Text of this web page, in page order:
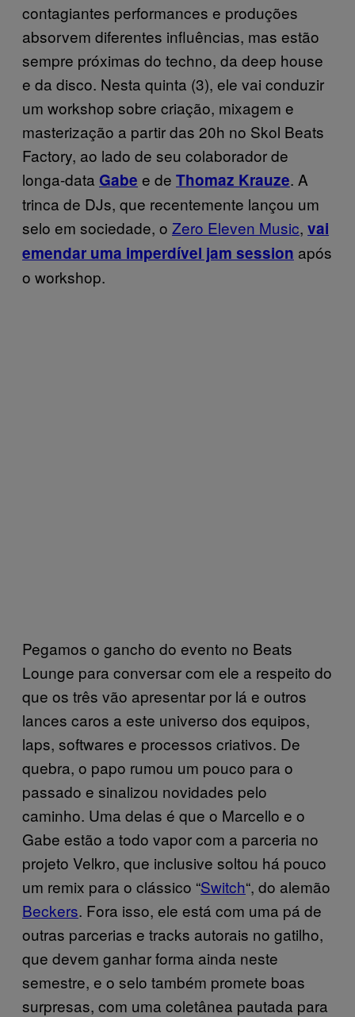
contagiantes performances e produções
absorvem diferentes influências, mas estão
sempre próximas do techno, da deep house
e da disco. Nesta quinta (3), ele vai conduzir
um workshop sobre criação, mixagem e
masterização a partir das 20h no Skol Beats
Factory, ao lado de seu colaborador de
longa-data Gabe e de Thomaz Krauze. A
trinca de DJs, que recentemente lançou um
selo em sociedade, o Zero Eleven Music, vai
emendar uma imperdível jam session após
o workshop.
Pegamos o gancho do evento no Beats
Lounge para conversar com ele a respeito do
que os três vão apresentar por lá e outros
lances caros a este universo dos equipos,
laps, softwares e processos criativos. De
quebra, o papo rumou um pouco para o
passado e sinalizou novidades pelo
caminho. Uma delas é que o Marcello e o
Gabe estão a todo vapor com a parceria no
projeto Velkro, que inclusive soltou há pouco
um remix para o clássico “Switch“, do alemão
Beckers. Fora isso, ele está com uma pá de
outras parcerias e tracks autorais no gatilho,
que devem ganhar forma ainda neste
semestre, e o selo também promete boas
surpresas, com uma coletânea pautada para